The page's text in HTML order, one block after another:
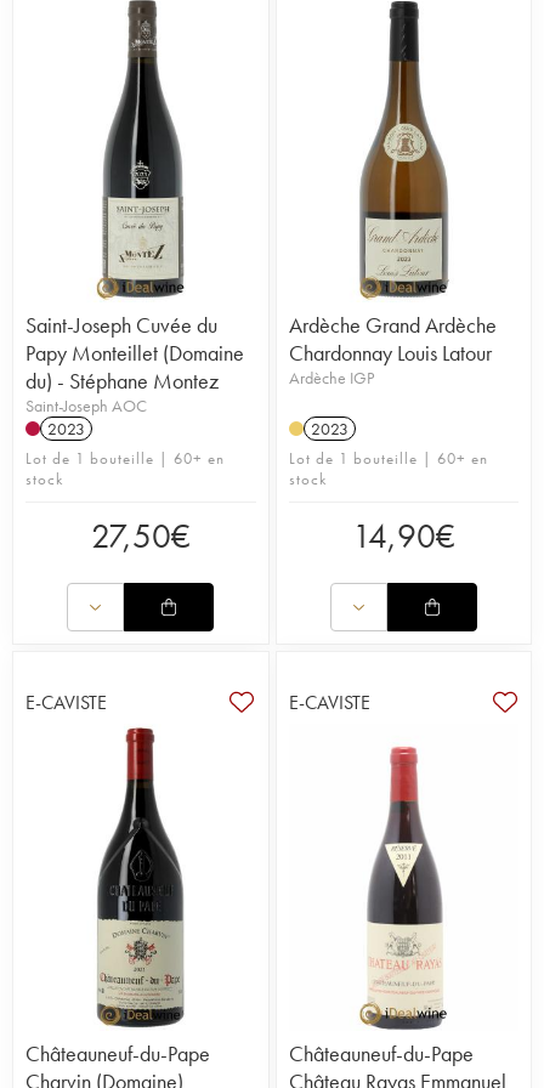
le climat et les cépages plantés diffèrent du nord au sud.
Nous parlons donc de la vallée du Rhône septentrionale
(nord) et de la vallée du Rhône méridionale (sud).
Analysons-les ensemble pour comprendre les styles des
vins qui y sont produits et qui pourraient vous plaire.
Saint-Joseph Cuvée du
Papy Monteillet (Domaine
du) - Stéphane Montez
Saint-Joseph AOC
2023
Lot de 1 bouteille | 60+ en
stock
27,50€
Ardèche Grand Ardèche
Chardonnay Louis Latour
Ardèche IGP
2023
Lot de 1 bouteille | 60+ en
stock
14,90€
E-CAVISTE
Châteauneuf-du-Pape
Charvin (Domaine)
E-CAVISTE
Châteauneuf-du-Pape
Château Rayas Emmanuel